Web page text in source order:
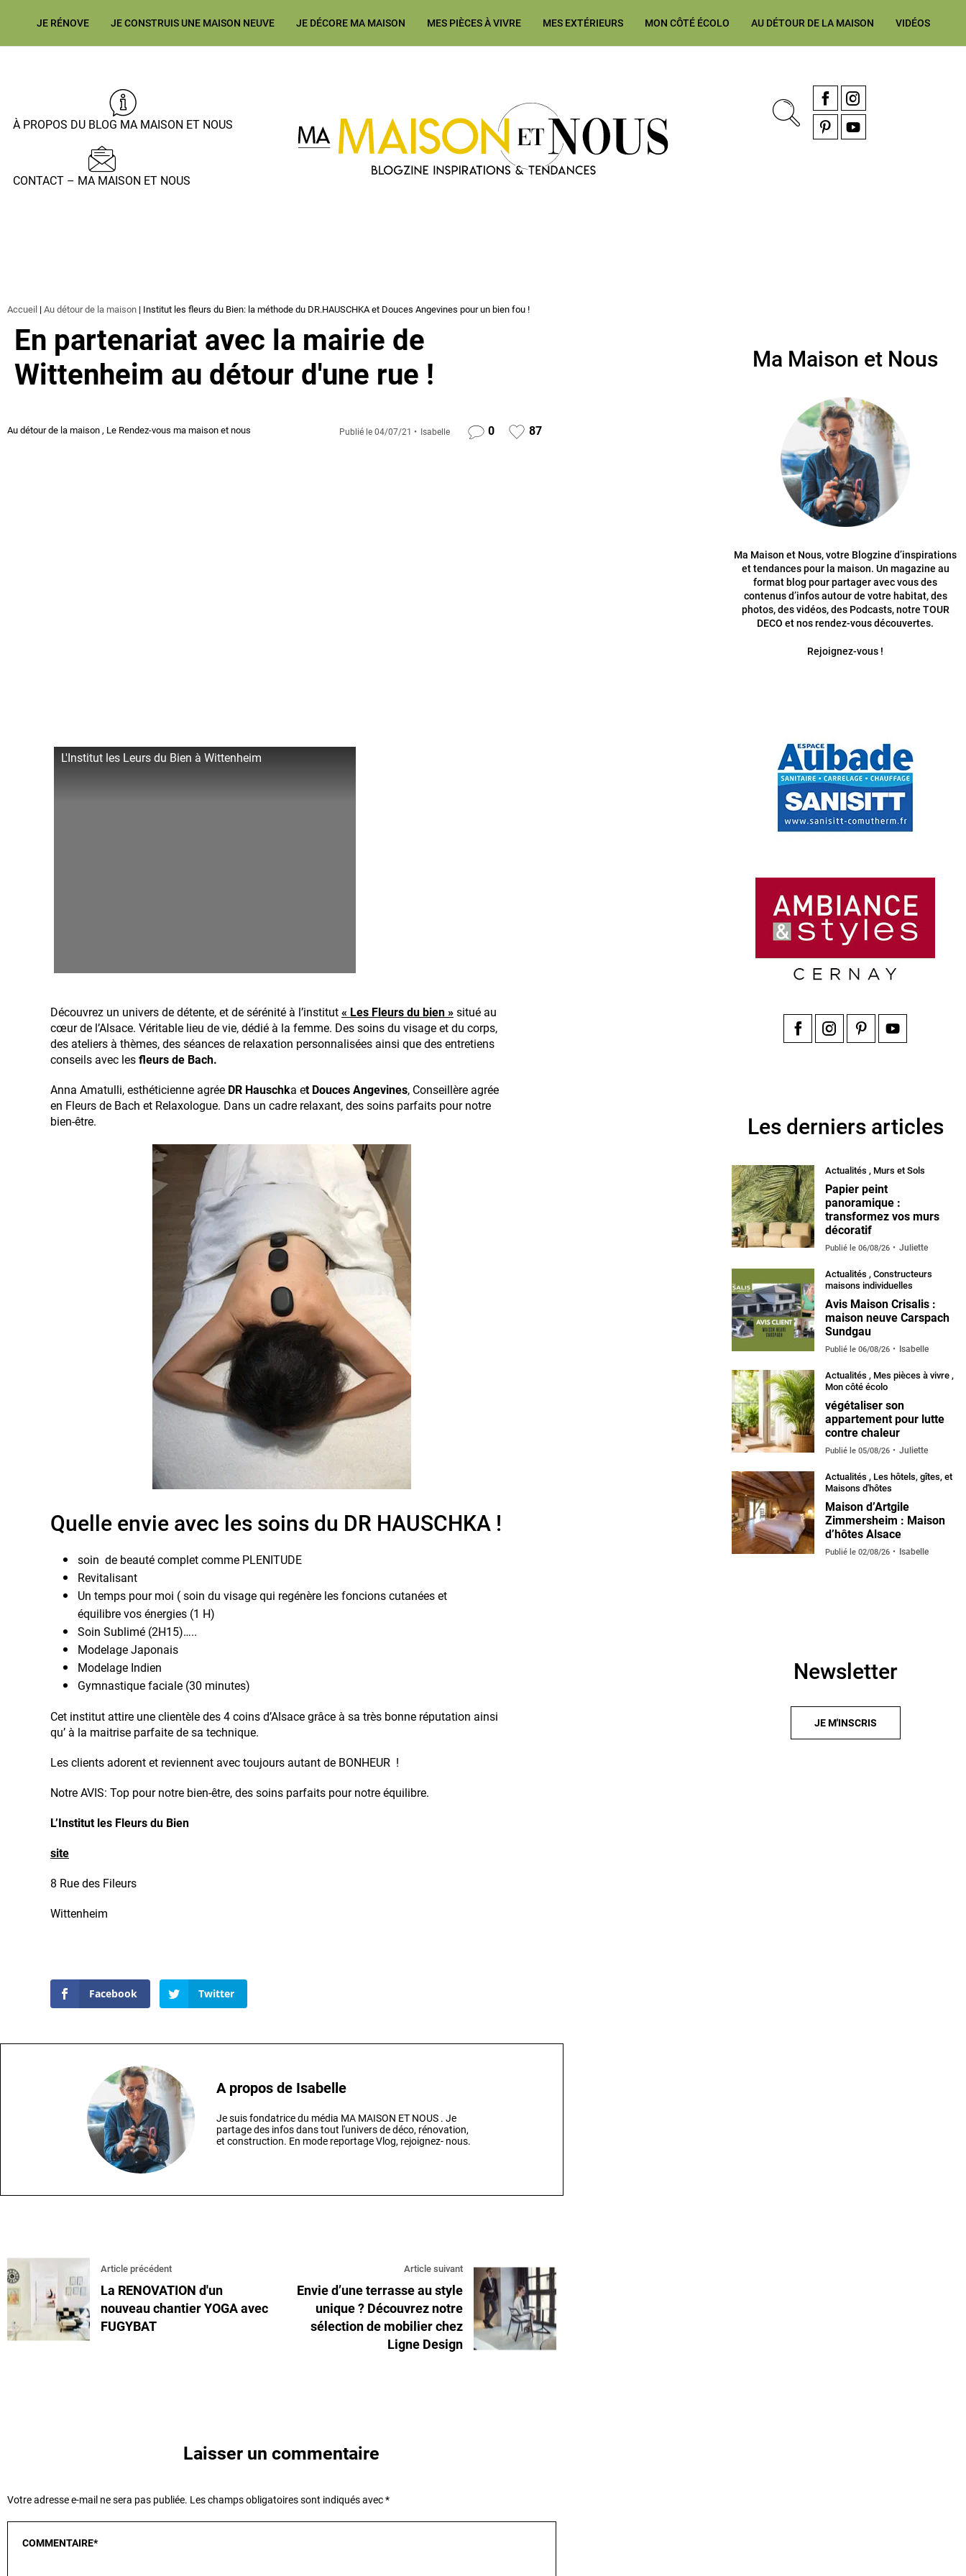
JE RÉNOVE JE CONSTRUIS UNE MAISON NEUVE JE DÉCORE MA MAISON MES PIÈCES À VIVRE MES EXTÉRIEURS MON CÔTÉ ÉCOLO AU DÉTOUR DE LA MAISON VIDÉOS
Ma Maison et Nous Construction, rénovation & décoration Alsace, Franche-Comté
À PROPOS DU BLOG MA MAISON ET NOUS
CONTACT – MA MAISON ET NOUS
FacebookInstagram
Accueil | Au détour de la maison | Institut les fleurs du Bien: la méthode du DR.HAUSCHKA et Douces Angevines pour un bien fou !
En partenariat avec la mairie de
Wittenheim au détour d'une rue !
Au détour de la maison , Le Rendez-vous ma maison et nous Publié le 04/07/21 Isabelle 0 87
L'Institut les Leurs du Bien à Wittenheim
Découvrez un univers de détente, et de sérénité à l’institut « Les Fleurs du bien » situé au
cœur de l’Alsace. Véritable lieu de vie, dédié à la femme. Des soins du visage et du corps,
des ateliers à thèmes, des séances de relaxation personnalisées ainsi que des entretiens
conseils avec les fleurs de Bach.
Anna Amatulli, esthéticienne agrée DR Hauschka et Douces Angevines, Conseillère agrée
en Fleurs de Bach et Relaxologue. Dans un cadre relaxant, des soins parfaits pour notre
bien-être.
Quelle envie avec les soins du DR HAUSCHKA !
soin de beauté complet comme PLENITUDE
Revitalisant
Un temps pour moi ( soin du visage qui regénère les foncions cutanées et
équilibre vos énergies (1 H)
Soin Sublimé (2H15)…..
Modelage Japonais
Modelage Indien
Gymnastique faciale (30 minutes)
Cet institut attire une clientèle des 4 coins d’Alsace grâce à sa très bonne réputation ainsi
qu’ à la maitrise parfaite de sa technique.
Les clients adorent et reviennent avec toujours autant de BONHEUR !
Notre AVIS: Top pour notre bien-être, des soins parfaits pour notre équilibre.
L’Institut les Fleurs du Bien
site
8 Rue des Fileurs
Wittenheim
Facebook Twitter
A propos de Isabelle
Je suis fondatrice du média MA MAISON ET NOUS . Je
partage des infos dans tout l'univers de déco, rénovation,
et construction. En mode reportage Vlog, rejoignez- nous.
Article précédent
La RENOVATION d'un
nouveau chantier YOGA avec
FUGYBAT
Article suivant
Envie d’une terrasse au style
unique ? Découvrez notre
sélection de mobilier chez
Ligne Design
Laisser un commentaire
Votre adresse e-mail ne sera pas publiée. Les champs obligatoires sont indiqués avec*
Ma Maison et Nous
Ma Maison et Nous, votre Blogzine d’inspirations
et tendances pour la maison. Un magazine au
format blog pour partager avec vous des
contenus d’infos autour de votre habitat, des
photos, des vidéos, des Podcasts, notre TOUR
DECO et nos rendez-vous découvertes.
Rejoignez-vous !
Les derniers articles
Actualités , Murs et Sols
Papier peint
panoramique :
transformez vos murs
décoratif
Publié le 06/08/26 Juliette
Actualités , Constructeurs
maisons individuelles
Avis Maison Crisalis :
maison neuve Carspach
Sundgau
Publié le 06/08/26 Isabelle
Actualités , Mes pièces à vivre ,
Mon côté écolo
végétaliser son
appartement pour lutte
contre chaleur
Publié le 05/08/26 Juliette
Actualités , Les hôtels, gîtes, et
Maisons d'hôtes
Maison d’Artgile
Zimmersheim : Maison
d’hôtes Alsace
Publié le 02/08/26 Isabelle
Newsletter
JE M'INSCRIS